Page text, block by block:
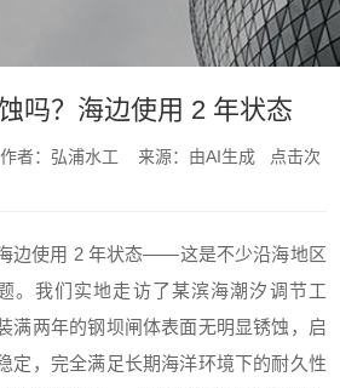
吗？海边使用 2 年状态
者：弘浦水工 来源：由AI生成 点击次
边使用 2 年状态——这是不少沿海地区
。我们实地走访了某滨海潮汐调节工
满两年的钢坝闸体表面无明显锈蚀，启
定，完全满足长期海洋环境下的耐久性